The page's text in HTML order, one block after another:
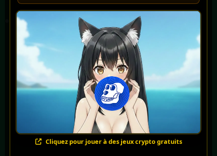
Cliquez pour jouer à des jeux crypto gratuits